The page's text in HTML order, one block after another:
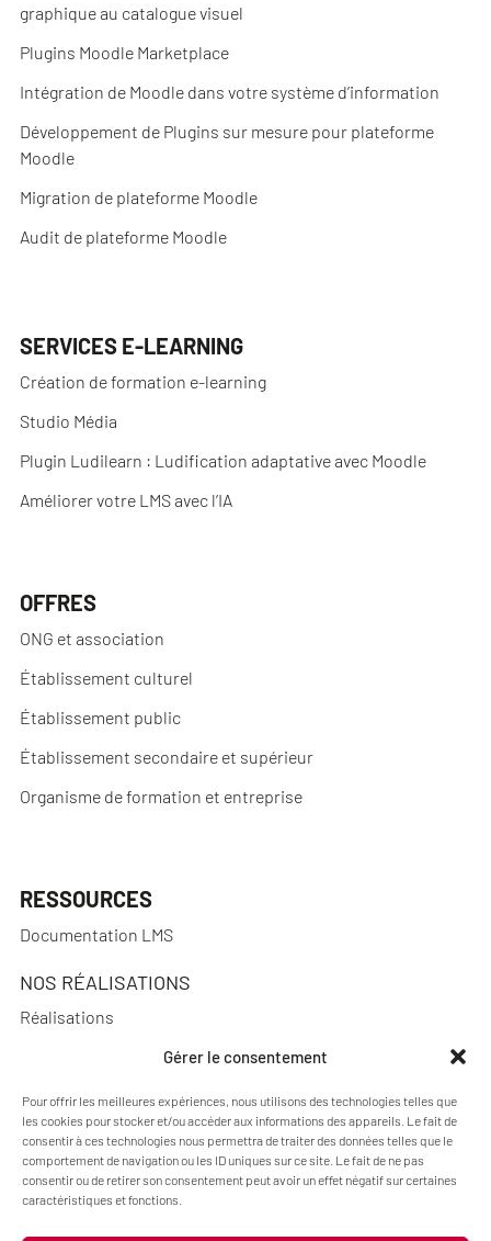
Gérer le consentement
Pour offrir les meilleures expériences, nous utilisons des technologies telles que
les cookies pour stocker et/ou accéder aux informations des appareils. Le fait de
consentir à ces technologies nous permettra de traiter des données telles que le
comportement de navigation ou les ID uniques sur ce site. Le fait de ne pas
consentir ou de retirer son consentement peut avoir un effet négatif sur certaines
caractéristiques et fonctions.
graphique au catalogue visuel
Plugins Moodle Marketplace
Intégration de Moodle dans votre système d’information
Développement de Plugins sur mesure pour plateforme
Moodle
Migration de plateforme Moodle
Audit de plateforme Moodle
SERVICES E-LEARNING
Création de formation e-learning
Studio Média
Plugin Ludilearn : Ludification adaptative avec Moodle
Améliorer votre LMS avec l’IA
OFFRES
ONG et association
Établissement culturel
Établissement public
Établissement secondaire et supérieur
Organisme de formation et entreprise
RESSOURCES
Documentation LMS
NOS RÉALISATIONS
Réalisations
A PROPOS
Actualités
Qui sommes-nous ?